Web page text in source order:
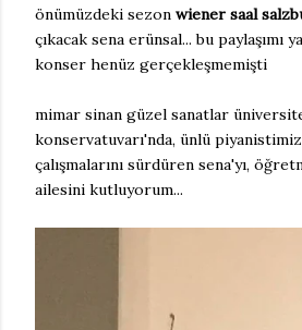
önümüzdeki sezon wiener saal
çıkacak sena erünsal... bu paylaşımı
konser henüz gerçekleşmemişti
mimar sinan güzel sanatlar
konservatuvarı'nda, ünlü piyanistimiz
çalışmalarını sürdüren sena'yı,
ailesini kutluyorum...